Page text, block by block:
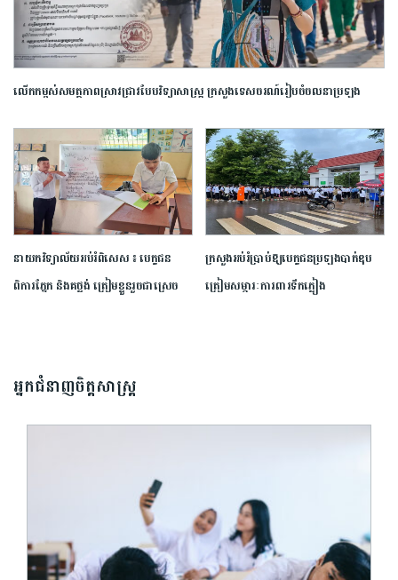
លើកកម្ពស់​សមត្ថភាព​ស្រាវជ្រាវ​បែប​វិទ្យាសាស្ត្រ​ ក្រសួង​ទេសចរណ៍​រៀបចំ​ចលនា​ប្រឡង​
នាយក​វិទ្យាល័យ​អប់រំ​ពិសេស​ ​៖ ​បេក្ខជន​
ពិការ​ភ្នែក​ និង​គថ្លង់​ ត្រៀមខ្លួន​រួច​ជាស្រេច​
ក្រសួង​អប់រំ​ប្រាប់​ឱ្យ​បេក្ខជន​ប្រឡង​បាក់ឌុប​
ត្រៀម​សម្ភារៈ​ការពារ​ទឹកភ្លៀង​
អ្នកជំនាញចិត្តសាស្រ្ត